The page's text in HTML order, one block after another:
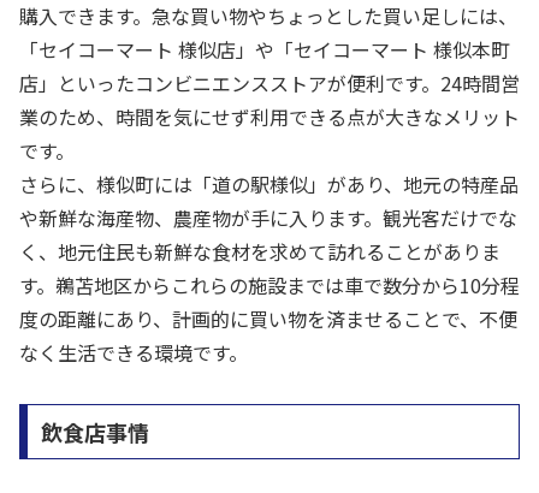
購入できます。急な買い物やちょっとした買い足しには、
「セイコーマート 様似店」や「セイコーマート 様似本町
店」といったコンビニエンスストアが便利です。24時間営
業のため、時間を気にせず利用できる点が大きなメリット
です。
さらに、様似町には「道の駅様似」があり、地元の特産品
や新鮮な海産物、農産物が手に入ります。観光客だけでな
く、地元住民も新鮮な食材を求めて訪れることがありま
す。鵜苫地区からこれらの施設までは車で数分から10分程
度の距離にあり、計画的に買い物を済ませることで、不便
なく生活できる環境です。
飲食店事情